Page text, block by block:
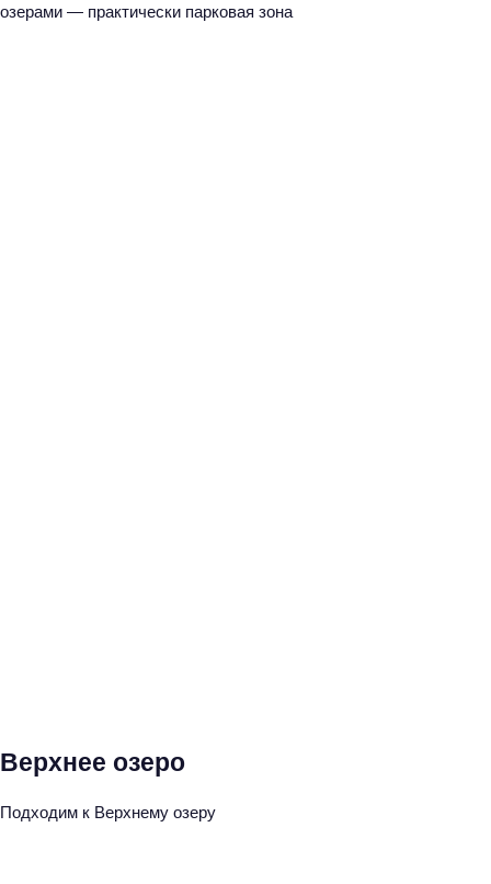
озерами — практически парковая зона
Верхнее озеро
Подходим к Верхнему озеру